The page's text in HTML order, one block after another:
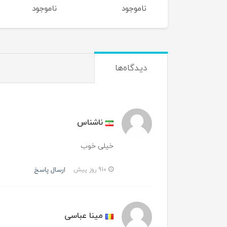
ناموجود ناموجود
دیدگاه‌ها
ناشناس
خیلی خوب
ارسال پاسخ
مینا عباسی